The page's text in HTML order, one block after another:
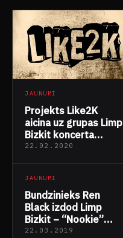
JAUNUMI
Projekts Like2K
aicina uz grupas Limp
Bizkit koncerta
iesildīšanas
22.02.2020
JAUNUMI
Bundzinieks Ren
Black izdod Limp
Bizkit – “Nookie”
bungu cover versiju
22.03.2019